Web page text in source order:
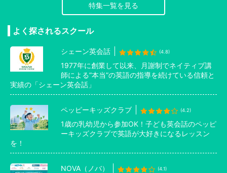
特集一覧を見る
よく探されるスクール
シェーン英会話 (4.8)
1977年に創業して以来、月謝制でネイティブ講
師による”本当”の英語の指導を続けている信頼と
実績の「シェーン英会話」
ペッピーキッズクラブ (4.2)
1歳の乳幼児から参加OK！子ども英会話のペッピ
ーキッズクラブで英語が大好きになるレッスン
を！
NOVA（ノバ） (4.1)